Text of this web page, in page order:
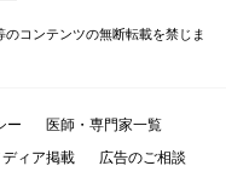
コンテンツの無断転載を禁じま
ー
医師・専門家一覧
ィア掲載 広告のご相談